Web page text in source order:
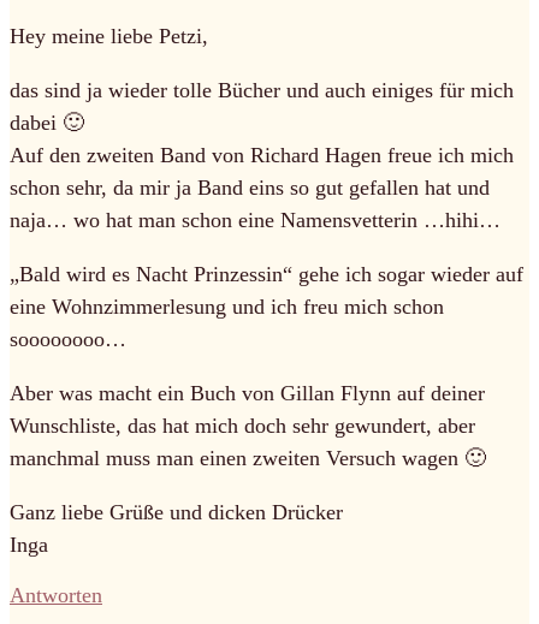
Hey meine liebe Petzi,
das sind ja wieder tolle Bücher und auch einiges für mich
dabei 🙂
Auf den zweiten Band von Richard Hagen freue ich mich
schon sehr, da mir ja Band eins so gut gefallen hat und
naja… wo hat man schon eine Namensvetterin …hihi…
„Bald wird es Nacht Prinzessin“ gehe ich sogar wieder auf
eine Wohnzimmerlesung und ich freu mich schon
soooooooo…
Aber was macht ein Buch von Gillan Flynn auf deiner
Wunschliste, das hat mich doch sehr gewundert, aber
manchmal muss man einen zweiten Versuch wagen 🙂
Ganz liebe Grüße und dicken Drücker
Inga
Antworten